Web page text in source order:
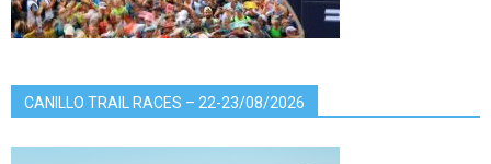
CANILLO TRAIL RACES – 22-23/08/2026